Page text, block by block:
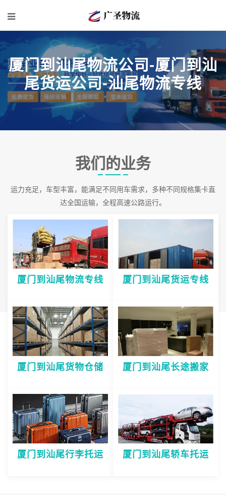
厦门到汕尾物流公司-厦门到汕
尾货运公司-汕尾物流专线
我们的业务
运力充足，车型丰富，能满足不同用车需求，多种不同规格集卡直
达全国运输，全程高速公路运行。
厦门到汕尾物流专线 厦门到汕尾货运专线
厦门到汕尾货物仓储 厦门到汕尾长途搬家
厦门到汕尾行李托运 厦门到汕尾轿车托运